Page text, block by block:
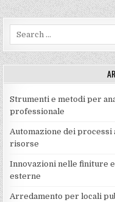
Search
for:
Strumenti e metodi per
professionale
Automazione dei
risorse
Innovazioni nelle finiture
esterne
Arredamento per locali